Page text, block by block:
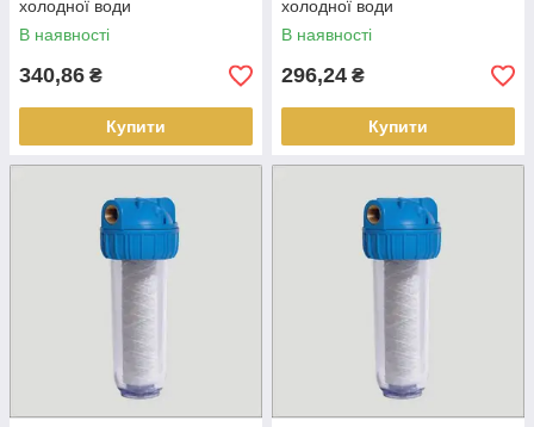
холодної води
В наявності
340,86 ₴
Купити
холодної води
В наявності
296,24 ₴
Купити